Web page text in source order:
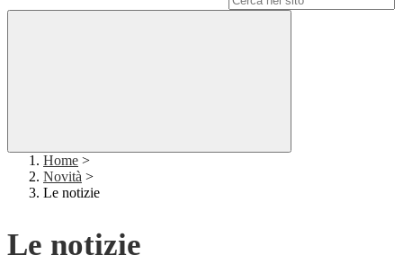
Home >
Novità >
Le notizie
Le notizie